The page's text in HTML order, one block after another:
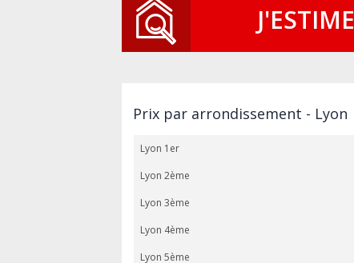
J'ESTIME
Prix par arrondissement - Lyon
Lyon 1er
Lyon 2ème
Lyon 3ème
Lyon 4ème
Lyon 5ème